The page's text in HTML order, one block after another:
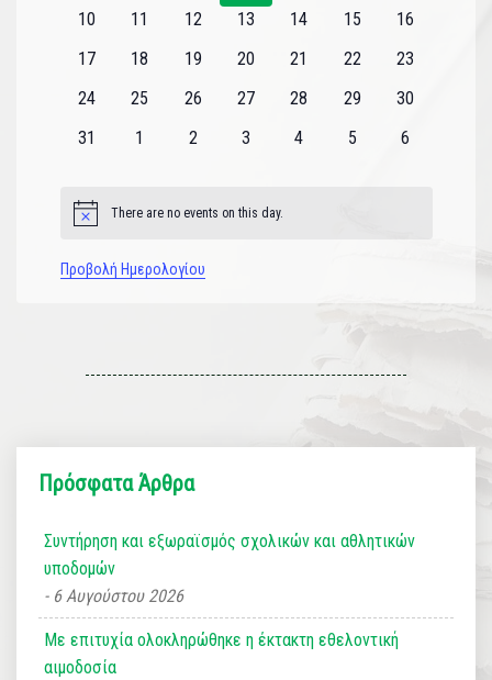
εκδηλώσειςεκδηλώσειςεκδηλώσεις
0
10
0
11
0
12
0
13
0
14
0
15
0
16
0
17
0
18
0
19
0
20
0
21
0
22
0
23
0
24
0
25
0
26
0
27
0
28
0
29
0
30
0
31
0
1
0
2
0
3
0
4
0
5
0
6
Notice There are no events on this day.
Προβολή Ημερολογίου
Πρόσφατα Άρθρα
Συντήρηση και εξωραϊσμός σχολικών και αθλητικών
υποδομών
6 Αυγούστου 2026
Με επιτυχία ολοκληρώθηκε η έκτακτη εθελοντική
αιμοδοσία